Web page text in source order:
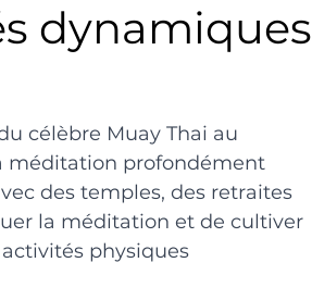
dynamiques
célèbre Muay Thai au
méditation profondément
des temples, des retraites
la méditation et de cultiver
physiques